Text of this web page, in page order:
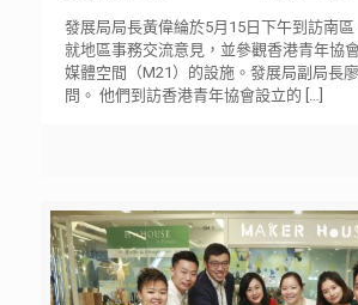
發展局局長黃偉綸於5月15日下午到訪南區
就地區事務交流意見，並參觀香港青年協
媒體空間（M21）的設施。發展局副局長
問。 他們到訪香港青年協會設立的 […]